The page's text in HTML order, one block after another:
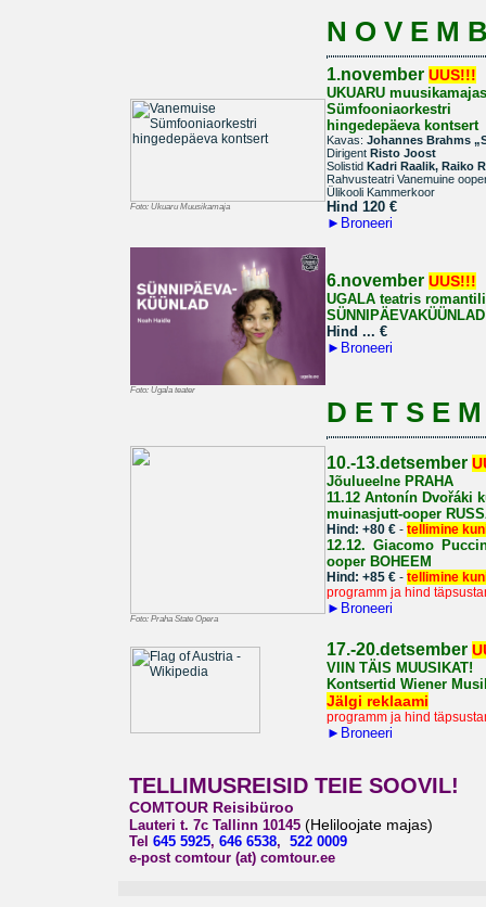
N O V E M
Foto: Ukuaru Muusikamaja
1.november UUS!!!
UKUARU
Sümfooniaorkestri
hingedepäeva kontsert
Kavas: Johannes Brahms
Dirigent Risto Joost
Solistid Kadri Raalik, Raiko
Rahvusteatri Vanemuine
Ülikooli Kammerkoor
Hind 120 €
► Broneeri
Foto: Ugala teater
6.november UUS!!!
UGALA teatris
SÜNNIPÄEVAKÜÜNLAD
Hind ... €
► Broneeri
D E T S E
Foto: Praha State Opera
10.-13.detsember
Jõulueelne PRAHA
11.12 Antonín Dvořáki
muinasjutt-ooper
Hind: +80 €- tellimine
12.12. Giacomo
ooperBOHEEM
Hind: +85 €- tellimine
programm ja hind
► Broneeri
17.-20.detsember
VIIN TÄIS MUUSIKAT!
Kontsertid Wiener
Jälgi reklaami
programm ja hind
► Broneeri
TELLIMUSREISID TEIE SOOVIL!
COMTOUR Reisibüroo
Lauteri t. 7c Tallinn 10145 (Heliloojate majas)
Tel 645 5925, 646 6538, 522 0009
e-post comtour (at) comtour.ee